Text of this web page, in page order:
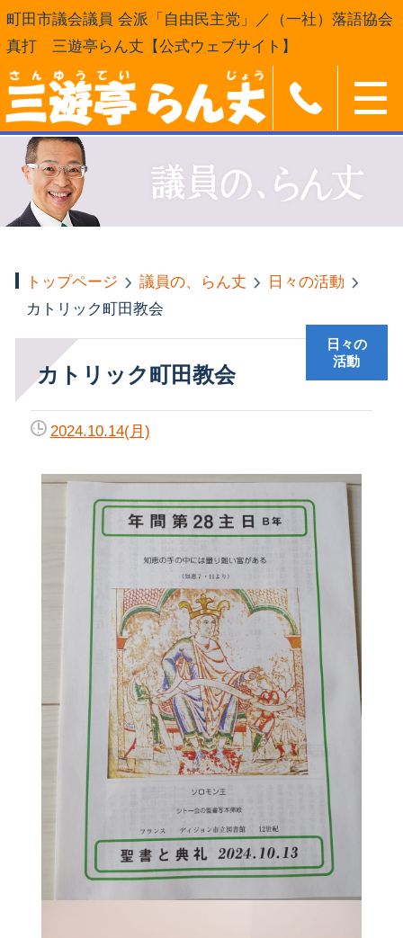
町田市議会議員 会派「自由民主党」／（一社）落語協会
真打 三遊亭らん丈【公式ウェブサイト】
トップページ 議員の、らん丈
日々の活動
カトリック町田教会
カトリック町田教会
日々の
活動
2024.10.14(月)